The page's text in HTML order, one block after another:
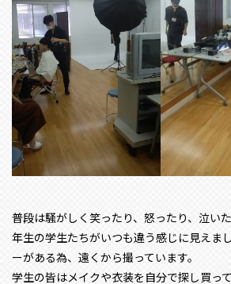
普段は騒がしく笑ったり、怒ったり、泣い
年生の学生たちがいつも違う感じに見えま
ーがある為、遠くから撮っています。
学生の皆はメイクや衣装を自分で探し買っ